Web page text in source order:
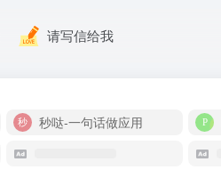
请写信给我
秒哒-一句话做应用